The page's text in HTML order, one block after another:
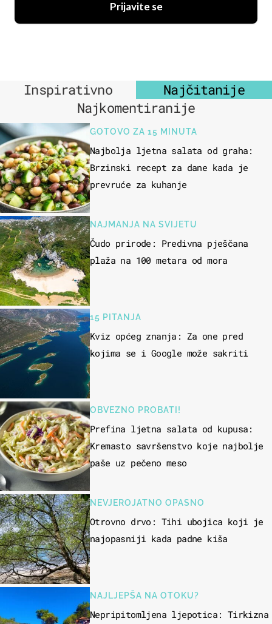
Prijavite se
Inspirativno
Najčitanije
Najkomentiranije
GOTOVO ZA 15 MINUTA
Najbolja ljetna salata od graha:
Brzinski recept za dane kada je
prevruće za kuhanje
NAJMANJA NA SVIJETU
Čudo prirode: Predivna pješčana
plaža na 100 metara od mora
15 PITANJA
Kviz općeg znanja: Za one pred
kojima se i Google može sakriti
OBVEZNO PROBATI!
Prefina ljetna salata od kupusa:
Kremasto savršenstvo koje najbolje
paše uz pečeno meso
NEVJEROJATNO OPASNO
Otrovno drvo: Tihi ubojica koji je
najopasniji kada padne kiša
NAJLJEPŠA NA OTOKU?
Nepripitomljena ljepotica: Tirkizna